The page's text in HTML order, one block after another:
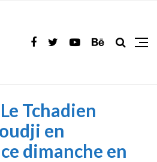
Tchadien
en
dimanche en